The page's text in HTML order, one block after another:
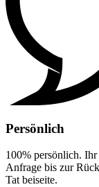
Persönlich
100% persönlich.
Anfrage bis zur
Tat beiseite.